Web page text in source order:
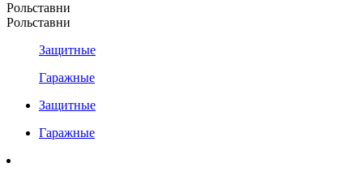
Рольставни
Рольставни
Защитные
Гаражные
Защитные
Гаражные